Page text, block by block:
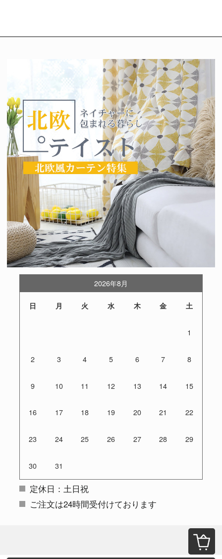
2026年8月
日 月 火 水 木 金 土
1
2 3 4 5 6 7 8
9 10 11 12 13 14 15
16 17 18 19 20 21 22
23 24 25 26 27 28 29
30 31
定休日：土日祝
ご注文は24時間受付けております